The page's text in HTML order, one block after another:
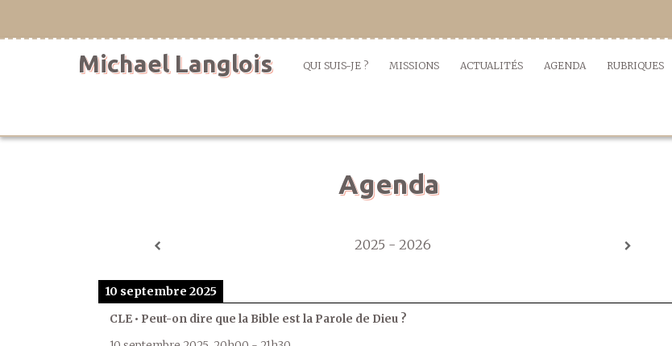
Michael Langlois QUI SUIS-JE ? MISSIONS ACTUALITÉS AGENDA RUBRIQUES
Agenda
2025 - 2026
10 septembre 2025
CLE • Peut-on dire que la Bible est la Parole de Dieu ?